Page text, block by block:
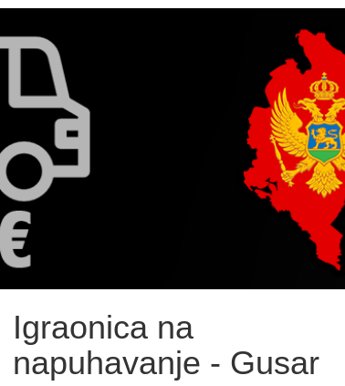
Igraonica na
napuhavanje - Gusar